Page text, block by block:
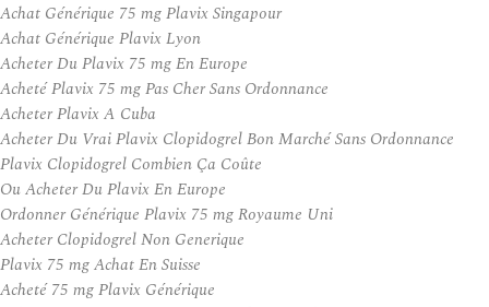
Achat Générique 75 mg Plavix Singapour
Achat Générique Plavix Lyon
Acheter Du Plavix 75 mg En Europe
Acheté Plavix 75 mg Pas Cher Sans Ordonnance
Acheter Plavix A Cuba
Acheter Du Vrai Plavix Clopidogrel Bon Marché Sans Ordonnance
Plavix Clopidogrel Combien Ça Coûte
Ou Acheter Du Plavix En Europe
Ordonner Générique Plavix 75 mg Royaume Uni
Acheter Clopidogrel Non Generique
Plavix 75 mg Achat En Suisse
Acheté 75 mg Plavix Générique